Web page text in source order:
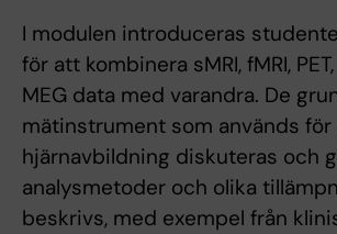
I modulen introduceras
för att kombinera sMRI, fMRI,
MEG data med varandra. De
mätinstrument som används
hjärnavbildning diskuteras och
analysmetoder och olika
beskrivs, med exempel från